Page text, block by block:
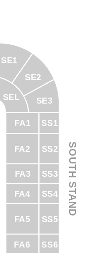
SEL
SE1
SE2
SE3
FA1
FA2
FA3
FA4
FA5
FA6
SS1
SS2
SS3
SS4
SS5
SS6
SOUTH STAND